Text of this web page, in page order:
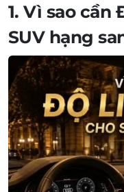
1. Vì sao cần
SUV hạng